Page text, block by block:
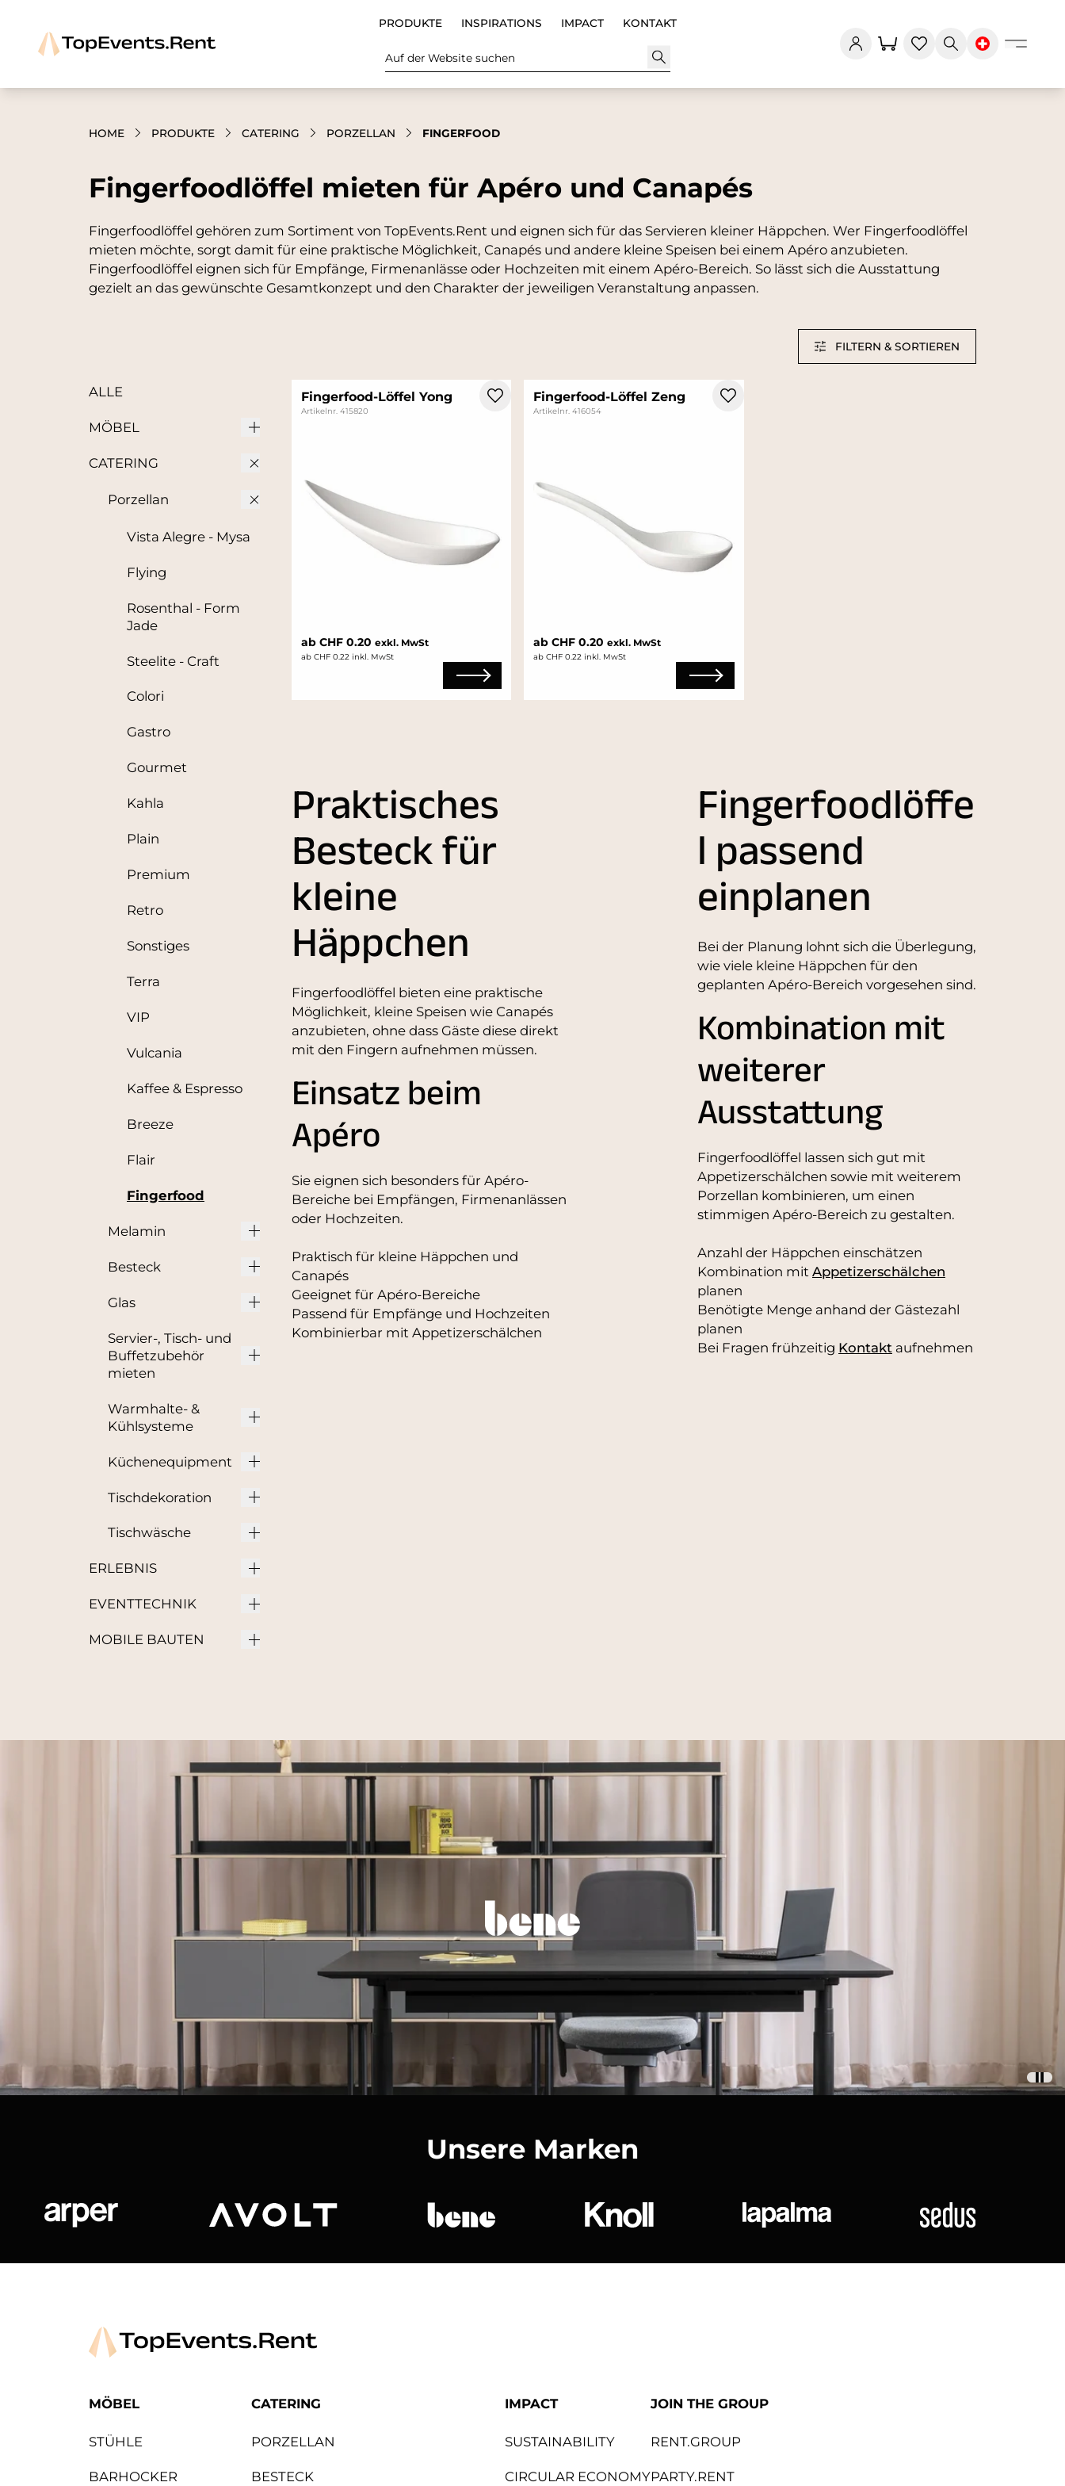
PRODUKTE INSPIRATIONS IMPACT KONTAKT
Auf der Website suchen
HOME PRODUKTE CATERING PORZELLAN FINGERFOOD
Fingerfoodlöffel mieten für Apéro und Canapés
Fingerfoodlöffel gehören zum Sortiment von TopEvents.Rent und eignen sich für das Servieren kleiner Häppchen. Wer Fingerfoodlöffel
mieten möchte, sorgt damit für eine praktische Möglichkeit, Canapés und andere kleine Speisen bei einem Apéro anzubieten.
Fingerfoodlöffel eignen sich für Empfänge, Firmenanlässe oder Hochzeiten mit einem Apéro-Bereich. So lässt sich die Ausstattung
gezielt an das gewünschte Gesamtkonzept und den Charakter der jeweiligen Veranstaltung anpassen.
FILTERN & SORTIEREN
ALLE
MÖBEL
CATERING
Porzellan
Vista Alegre - Mysa
Flying
Rosenthal - Form
Jade
Steelite - Craft
Colori
Gastro
Gourmet
Kahla
Plain
Premium
Retro
Sonstiges
Terra
VIP
Vulcania
Kaffee & Espresso
Breeze
Flair
Fingerfood
Melamin
Besteck
Glas
Servier-, Tisch- und
Buffetzubehör
mieten
Warmhalte- &
Kühlsysteme
Küchenequipment
Tischdekoration
Tischwäsche
ERLEBNIS
EVENTTECHNIK
MOBILE BAUTEN
Fingerfood-Löffel Yong
Artikelnr. 415820
ab CHF 0.20 exkl. MwSt
ab CHF 0.22 inkl. MwSt
Fingerfood-Löffel Zeng
Artikelnr. 416054
ab CHF 0.20exkl. MwSt
ab CHF 0.22 inkl. MwSt
Praktisches
Besteck für
kleine
Häppchen
Fingerfoodlöffel bieten eine praktische
Möglichkeit, kleine Speisen wie Canapés
anzubieten, ohne dass Gäste diese direkt
mit den Fingern aufnehmen müssen.
Einsatz beim
Apéro
Sie eignen sich besonders für Apéro-
Bereiche bei Empfängen, Firmenanlässen
oder Hochzeiten.
Praktisch für kleine Häppchen und
Canapés
Geeignet für Apéro-Bereiche
Passend für Empfänge und Hochzeiten
Kombinierbar mit Appetizerschälchen
Fingerfoodlöffe
l passend
einplanen
Bei der Planung lohnt sich die Überlegung,
wie viele kleine Häppchen für den
geplanten Apéro-Bereich vorgesehen sind.
Kombination mit
weiterer
Ausstattung
Fingerfoodlöffel lassen sich gut mit
Appetizerschälchen sowie mit weiterem
Porzellan kombinieren, um einen
stimmigen Apéro-Bereich zu gestalten.
Anzahl der Häppchen einschätzen
Kombination mit Appetizerschälchen
planen
Benötigte Menge anhand der Gästezahl
planen
Bei Fragen frühzeitig Kontakt aufnehmen
Unsere Marken
MÖBEL
STÜHLE
BARHOCKER
CATERING
PORZELLAN
BESTECK
IMPACT
SUSTAINABILITY
CIRCULAR ECONOMY
JOIN THE GROUP
RENT.GROUP
PARTY.RENT